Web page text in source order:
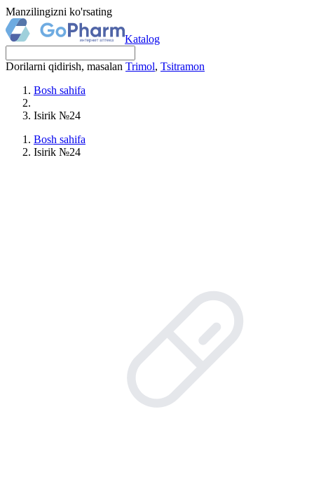
Manzilingizni ko'rsating
Katalog
Dorilarni qidirish, masalan Trimol, Tsitramon
Bosh sahifa
Isirik №24
Bosh sahifa
Isirik №24